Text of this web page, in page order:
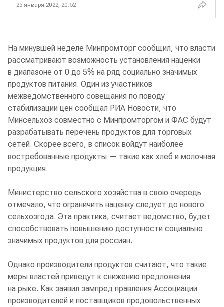
25 января 2022, 20:52
На минувшей неделе Минпромторг сообщил, что власти
рассматривают возможность установления наценки
в диапазоне от 0 до 5% на ряд социально значимых
продуктов питания. Один из участников
межведомственного совещания по поводу
стабилизации цен сообщал РИА Новости, что
Минсельхоз совместно с Минпромторгом и ФАС будут
разрабатывать перечень продуктов для торговых
сетей. Скорее всего, в список войдут наиболее
востребованные продукты — такие как хлеб и молочная
продукция.
Министерство сельского хозяйства в свою очередь
отмечало, что ограничить наценку следует до нового
сельхозгода. Эта практика, считает ведомство, будет
способствовать повышению доступности социально
значимых продуктов для россиян.
Однако производители продуктов считают, что такие
меры властей приведут к снижению предложения
на рыке. Как заявил зампред правления Ассоциации
производителей и поставщиков продовольственных